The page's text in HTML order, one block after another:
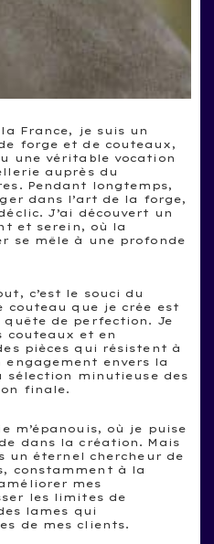
France, je suis un
forge et de couteaux,
une véritable vocation
auprès du
Pendant longtemps,
dans l’art de la forge,
J’ai découvert un
et serein, où la
se mêle à une profonde
c’est le souci du
couteau que je crée est
quête de perfection. Je
couteaux et en
pièces qui résistent à
engagement envers la
sélection minutieuse des
finale.
m’épanouis, où je puise
dans la création. Mais
un éternel chercheur de
constamment à la
mes
les limites de
lames qui
de mes clients.